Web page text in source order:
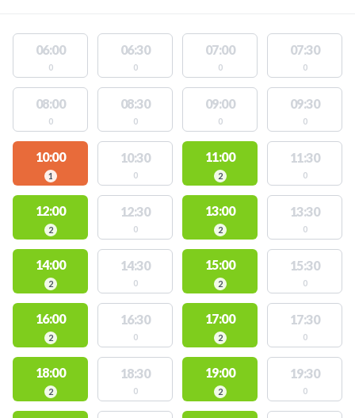
06:00
0
06:30
0
07:00
0
07:30
0
08:00
0
08:30
0
09:00
0
09:30
0
10:00
1
10:30
0
11:00
2
11:30
0
12:00
2
12:30
0
13:00
2
13:30
0
14:00
2
14:30
0
15:00
2
15:30
0
16:00
2
16:30
0
17:00
2
17:30
0
18:00
2
18:30
0
19:00
2
19:30
0